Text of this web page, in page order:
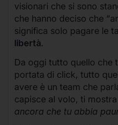
visionari che si sono
che hanno deciso che
significa solo pagare le
libertà.
Da oggi tutto quello che
portata di click, tutto
avere è un team che
capisce al volo, ti
ancora che tu abbia